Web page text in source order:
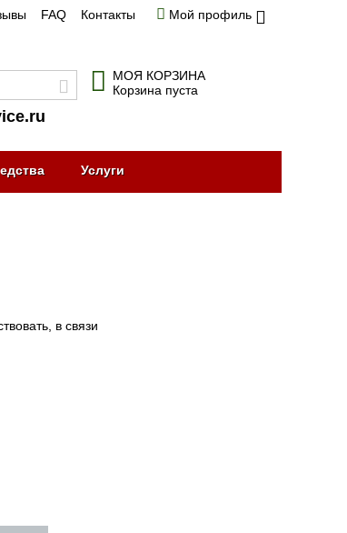
FAQ Контакты Мой профиль
МОЯ КОРЗИНА
Корзина пуста
Услуги
в связи